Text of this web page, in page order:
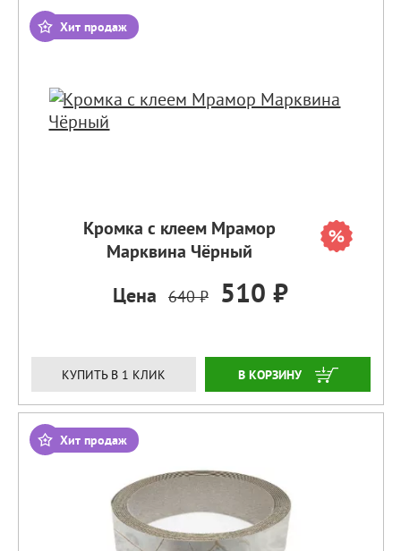
Хит продаж
Кромка с клеем Мрамор
Марквина Чёрный
Цена 640 ₽ 510 ₽
КУПИТЬ В 1 КЛИК ЗАКАЗАТЬ
Хит продаж